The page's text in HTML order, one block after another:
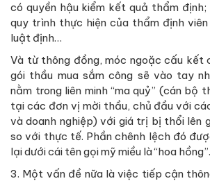
có quyền hậu kiểm kết quả thẩm
quy trình thực hiện của thẩm định
luật định…
Và từ thông đồng, móc ngoặc cấu kết
gói thầu mua sắm công sẽ vào tay
nằm trong liên minh “ma quỷ” (cán bộ
tại các đơn vị mời thầu, chủ đầu với
và doanh nghiệp) với giá trị bị thổi lên
so với thực tế. Phần chênh lệch đó
lại dưới cái tên gọi mỹ miều là “hoa hồng”.
3. Một vấn đề nữa là việc tiếp cận